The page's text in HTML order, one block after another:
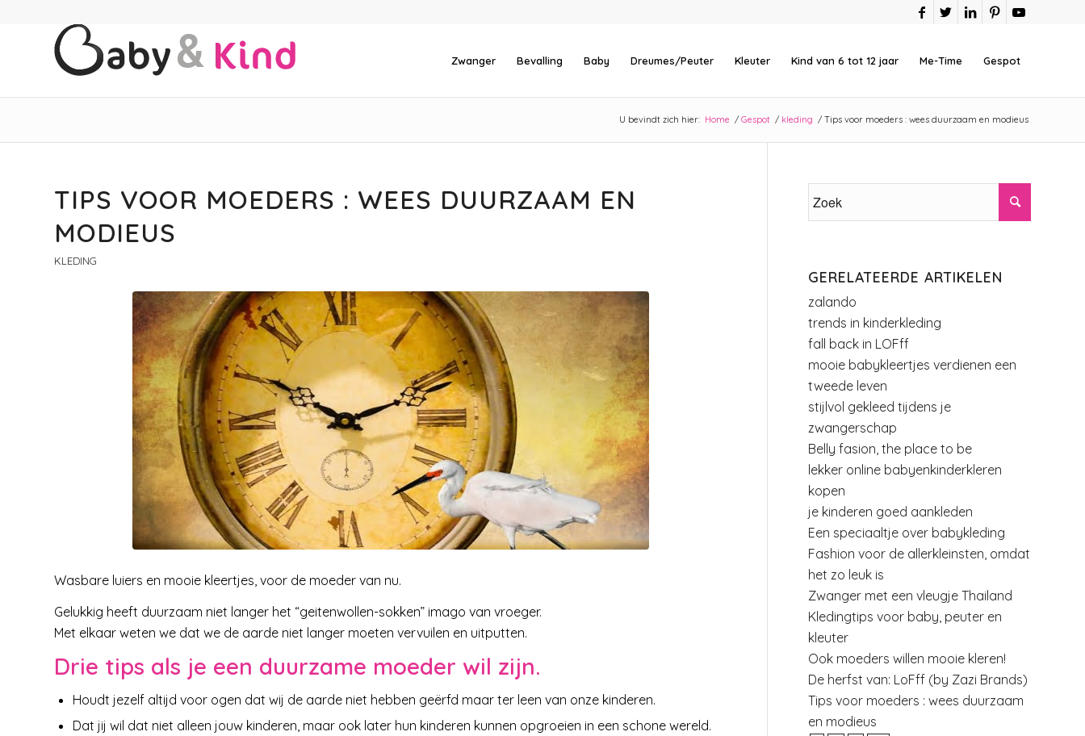
Zwanger Bevalling Baby Dreumes/Peuter Kleuter Kind van 6 tot 12 jaar Me-Time Gespot
U bevindt zich hier: Home / Gespot / kleding / Tips voor moeders : wees duurzaam en modieus
TIPS VOOR MOEDERS : WEES DUURZAAM EN
MODIEUS
KLEDING
Wasbare luiers en mooie kleertjes, voor de moeder van nu.
Gelukkig heeft duurzaam niet langer het “geitenwollen-sokken” imago van vroeger.
Met elkaar weten we dat we de aarde niet langer moeten vervuilen en uitputten.
Drie tips als je een duurzame moeder wil zijn.
Houdt jezelf altijd voor ogen dat wij de aarde niet hebben geërfd maar ter leen van onze kinderen.
Dat jij wil dat niet alleen jouw kinderen, maar ook later hun kinderen kunnen opgroeien in een schone wereld.
GERELATEERDE ARTIKELEN
zalando
trends in kinderkleding
fall back in LOFff
mooie babykleertjes verdienen een
tweede leven
stijlvol gekleed tijdens je
zwangerschap
Belly fasion, the place to be
lekker online babyenkinderkleren
kopen
je kinderen goed aankleden
Een speciaaltje over babykleding
Fashion voor de allerkleinsten, omdat
het zo leuk is
Zwanger met een vleugje Thailand
Kledingtips voor baby, peuter en
kleuter
Ook moeders willen mooie kleren!
De herfst van: LoFff (by Zazi Brands)
Tips voor moeders : wees duurzaam
en modieus